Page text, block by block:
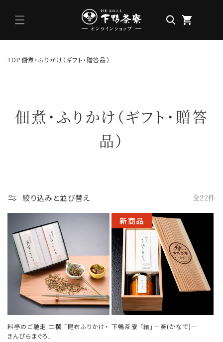
ツに進む
TOP佃煮・ふりかけ（ギフト・贈答品）
佃煮・ふりかけ（ギフト・贈答
品）
絞り込みと並び替え 全22件
料亭のご馳走 二撰 「昆布ふりかけ・
きんぴらまぐろ」
新商品
下鴨茶寮 「結」―奏(かなで)―